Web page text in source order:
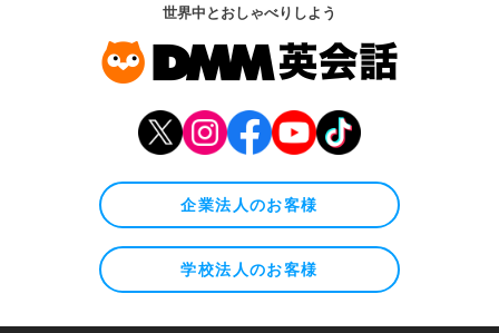
世界中とおしゃべりしよう
企業法人のお客様
学校法人のお客様